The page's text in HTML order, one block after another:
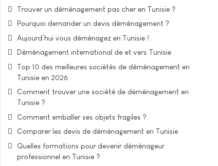
Trouver un déménagement pas cher en Tunisie ?
Pourquoi demander un devis déménagement ?
Aujourd’hui vous déménagez en Tunisie !
Déménagement international de et vers Tunisie
Top 10 des meilleures sociétés de déménagement en
Tunisie en 2026
Comment trouver une société de déménagement en
Tunisie ?
Comment emballer ses objets fragiles ?
Comparer les devis de déménagement en Tunisie
Quelles formations pour devenir déménageur
professionnel en Tunisie ?